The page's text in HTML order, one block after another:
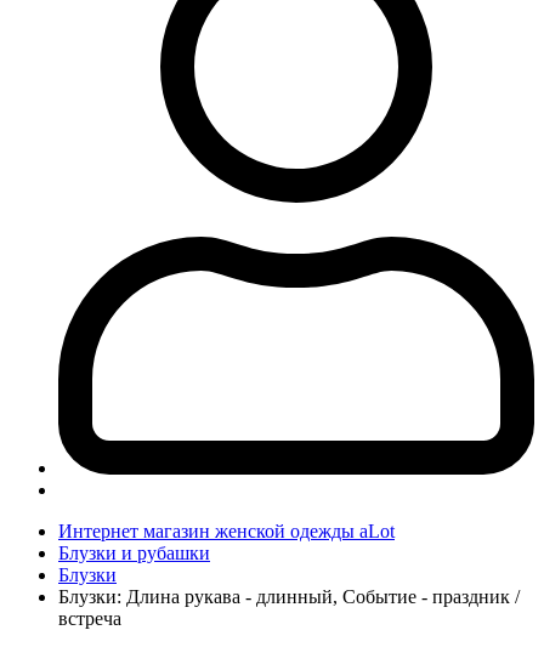
Интернет магазин женской одежды aLot
Блузки и рубашки
Блузки
Блузки: Длина рукава - длинный, Событие - праздник /
встреча